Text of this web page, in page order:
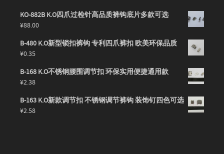
KO-882B K.O四爪过检针高品质裤钩底片多款可选
¥88.00
B-480 K.O新型锁扣裤钩 专利四爪裤扣 欧美环保品质
¥0.35
B-168 K.O不锈钢腰围调节扣 环保实用便捷通用款
¥2.38
B-163 K.O新款调节扣 不锈钢调节裤钩 装饰钉四色可选
¥2.58